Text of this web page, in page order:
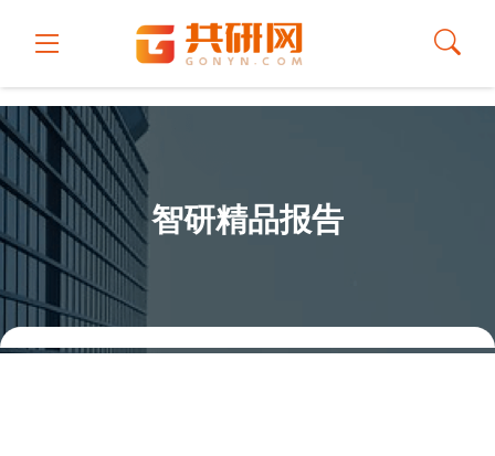
智研精品报告